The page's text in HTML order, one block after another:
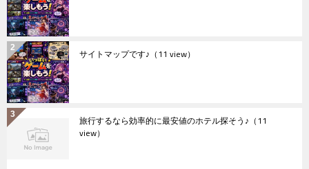
サイトマップです♪ （11 view）
旅行するなら効率的に最安値のホテル探そう♪ （11
view）